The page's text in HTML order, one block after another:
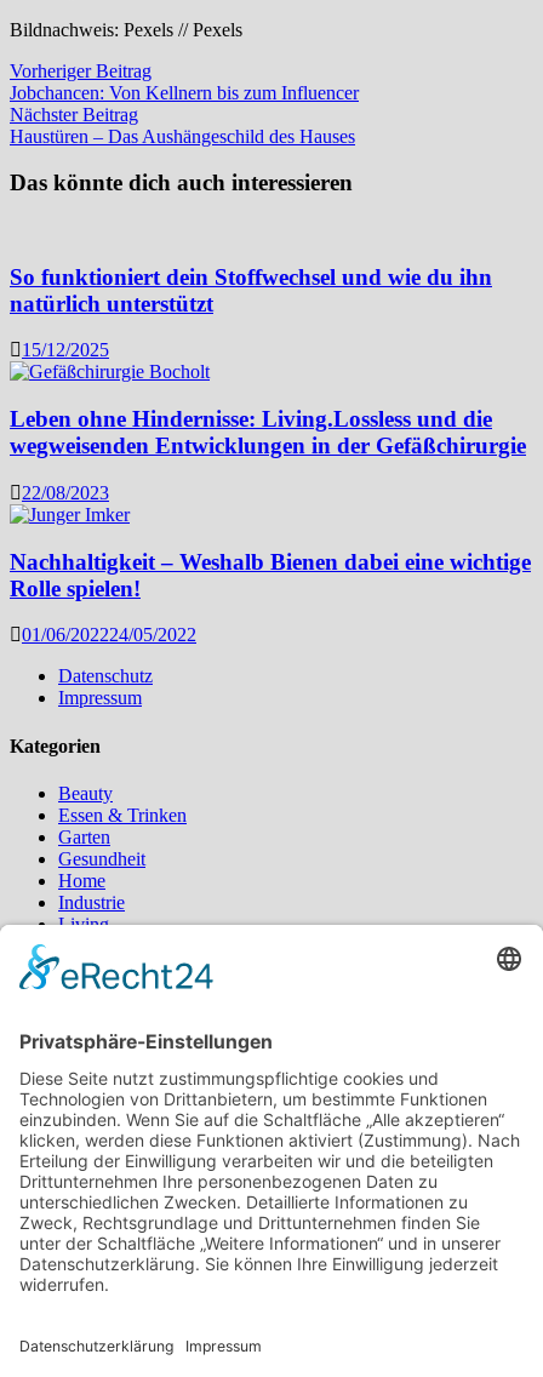
Bildnachweis: Pexels // Pexels
Beitragsnavigation
Vorheriger BeitragVorheriger
Beitrag:
Jobchancen: Von Kellnern bis zum Influencer
Nächster BeitragNächster
Beitrag:
Haustüren – Das Aushängeschild des Hauses
Das könnte dich auch interessieren
So funktioniert dein Stoffwechsel und wie du ihn
natürlich unterstützt
15/12/2025
Leben ohne Hindernisse: Living.Lossless und die
wegweisenden Entwicklungen in der Gefäßchirurgie
22/08/2023
Nachhaltigkeit – Weshalb Bienen dabei eine wichtige
Rolle spielen!
01/06/202224/05/2022
Datenschutz
Impressum
Kategorien
Beauty
Essen & Trinken
Garten
Gesundheit
Home
Industrie
Living
Styling
Tipps
Schlagwörter
Blumen Blumenstrauß Bürgermagazin Deko Fashion Fernost Garten
Gesundheit Homeoffice Katzen Kosmetik Küche Kühlschrank Lebensmittel
Locken Mobilität Ostern Pilates Pool Produkte Protein Radfahren Rasen
Regenwasser Rollstuhl Schlafzimmer schöne Haare Typberatung Wassertank
Yoga
Suchen
nach:
Neueste Beiträge
Mit gezielten Übungen zur Sicherheit in allen Prüfungsteilen
Vom Kern zur Ernte: So legst du den Grundstein für deinen
Erfolg im Homegrow